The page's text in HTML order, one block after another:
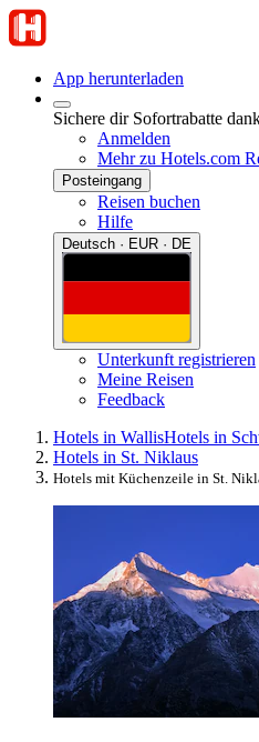
App herunterladen
Sichere dir Sofortrabatte
Anmelden
Mehr zu Hotels.com
Posteingang
Reisen buchen
Hilfe
Deutsch · EUR · DE
Unterkunft registrieren
Meine Reisen
Feedback
Hotels in WallisHotels in
Hotels in St. Niklaus
Hotels mit Küchenzeile in St.